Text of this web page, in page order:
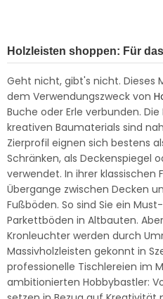
Holzleisten shoppen: Für
Geht nicht, gibt's nicht. Dieses
dem Verwendungszweck von
Buche oder Erle verbunden.
kreativen Baumaterials sind
Zierprofil eignen sich bestens
Schränken, als Deckenspiegel
verwendet. In ihrer
Übergange zwischen Decken
Fußböden. So sind Sie ein
Parkettböden in Altbauten.
Kronleuchter werden durch
Massivholzleisten gekonnt in
professionelle Tischlereien im
ambitionierten Hobbybastler: